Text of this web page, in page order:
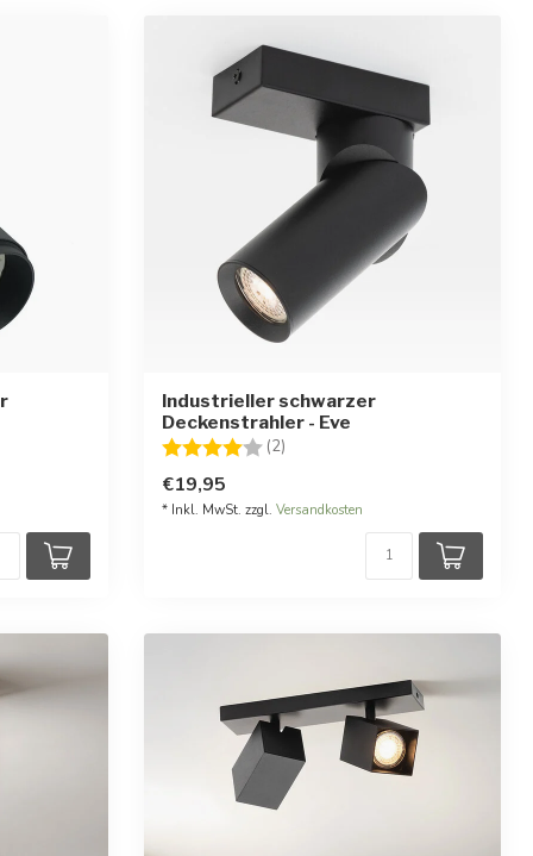
Industrieller schwarzer
Deckenstrahler - Eve
Bewertung:
(2)
€19,95
* Inkl. MwSt. zzgl. Versandkosten